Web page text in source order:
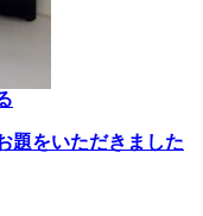
題をいただきました